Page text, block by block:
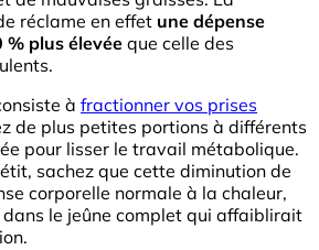
réclame en effet une dépense
plus élevée que celle des
à fractionner vos prises
de plus petites portions à différents
pour lisser le travail métabolique.
sachez que cette diminution de
corporelle normale à la chaleur,
le jeûne complet qui affaiblirait